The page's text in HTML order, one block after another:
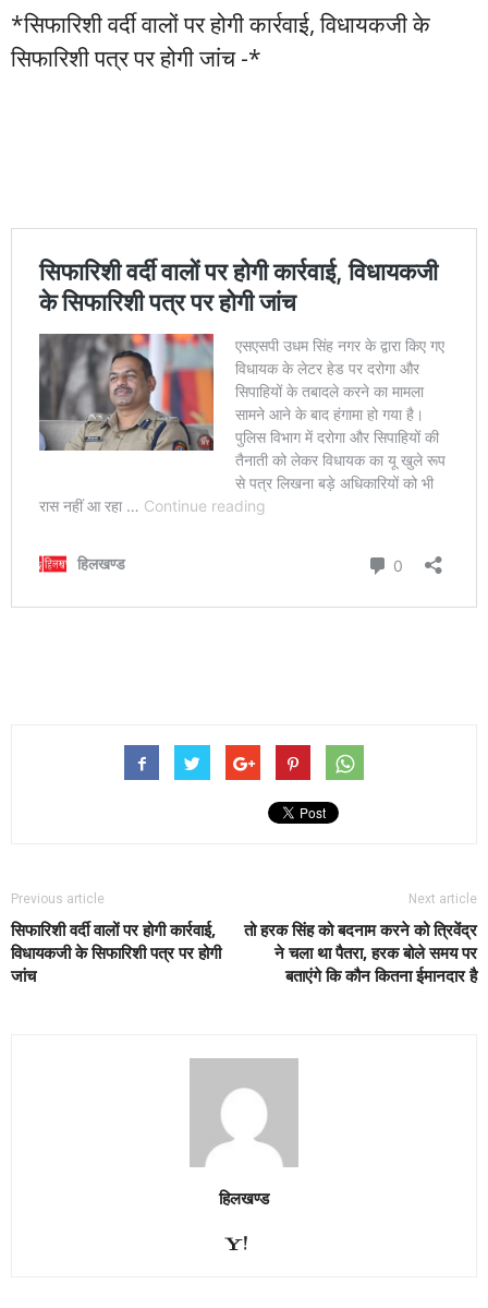
*सिफारिशी वर्दी वालों पर होगी कार्रवाई, विधायकजी के
सिफारिशी पत्र पर होगी जांच -*
Previous article
सिफारिशी वर्दी वालों पर होगी कार्रवाई,
विधायकजी के सिफारिशी पत्र पर होगी
जांच
Next article
तो हरक सिंह को बदनाम करने को त्रिवेंद्र
ने चला था पैतरा, हरक बोले समय पर
बताएंगे कि कौन कितना ईमानदार है
हिलखण्ड